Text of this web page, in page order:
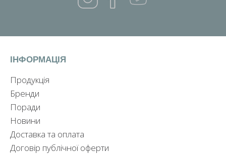
ІНФОРМАЦІЯ
Продукція
Бренди
Поради
Новини
Доставка та оплата
Договір публічної оферти